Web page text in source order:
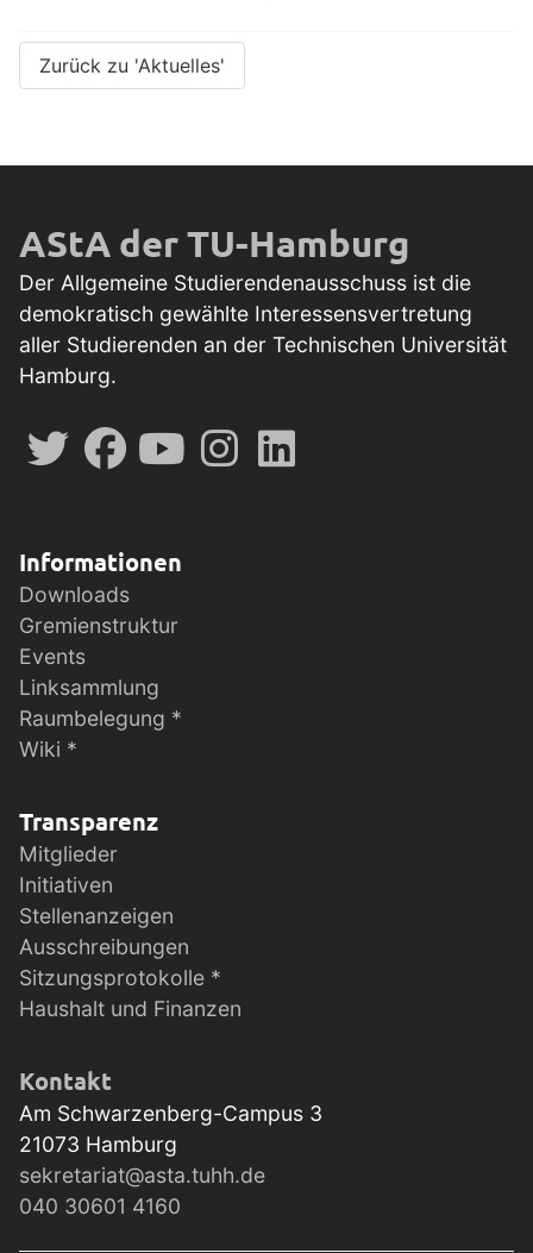
Zurück zu 'Aktuelles'
AStA der TU-Hamburg
Der Allgemeine Studierendenausschuss ist die
demokratisch gewählte Interessensvertretung
aller Studierenden an der Technischen Universität
Hamburg.
Informationen
Downloads
Gremienstruktur
Events
Linksammlung
Raumbelegung *
Wiki *
Transparenz
Mitglieder
Initiativen
Stellenanzeigen
Ausschreibungen
Sitzungsprotokolle *
Haushalt und Finanzen
Kontakt
Am Schwarzenberg-Campus 3
21073 Hamburg
sekretariat@asta.tuhh.de
040 30601 4160